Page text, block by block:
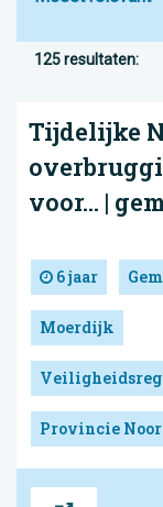
125 resultaten:
Tijdelijke
voor... |
6 jaar
Moerdijk
Provincie